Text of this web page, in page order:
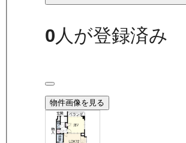
0人が登録済み
物件画像を見る